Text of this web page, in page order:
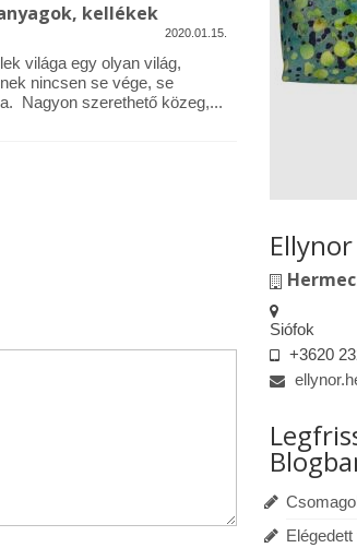
kellékek
2020.01.15.
világa egy olyan világ,
nincsen se vége, se
Nagyon szerethető közeg,...
A
designer
Siófok
+3620